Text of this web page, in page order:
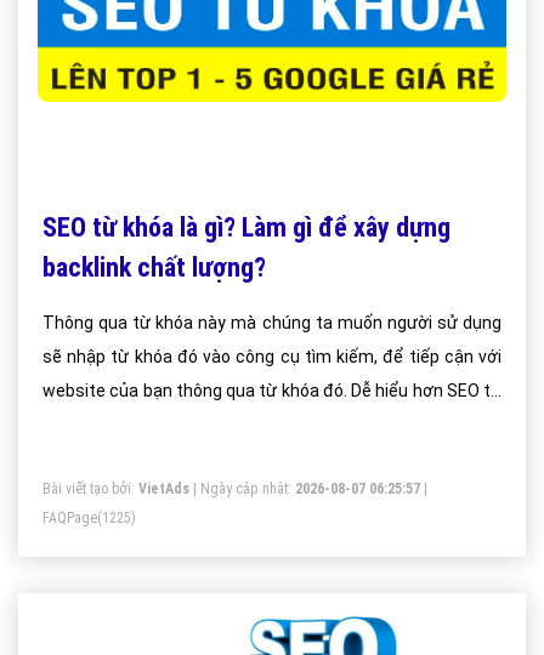
SEO từ khóa là gì? Làm gì để xây dựng
backlink chất lượng?
Thông qua từ khóa này mà chúng ta muốn người sử dụng
sẽ nhập từ khóa đó vào công cụ tìm kiếm, để tiếp cận với
website của bạn thông qua từ khóa đó. Dễ hiểu hơn SEO từ
Bài viết tạo bởi: VietAds | Ngày cập nhật: 2026-08-07 06:25:57
FAQPage(1225)